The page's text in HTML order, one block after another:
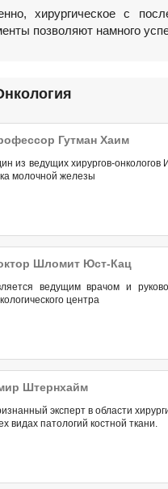
хирургическое с
позволяют намного
Гутман Хаим
из ведущих хирургов-онкологов
молочной железы
Шломит Юст-Кац
ведущим врачом и
центра
Штернхайм
эксперт в области
видах патологий костной ткани.